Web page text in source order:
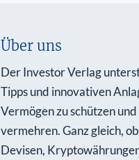
Über uns
Der Investor Verlag
Tipps und innovativen
Vermögen zu schützen
vermehren. Ganz gleich,
Devisen,